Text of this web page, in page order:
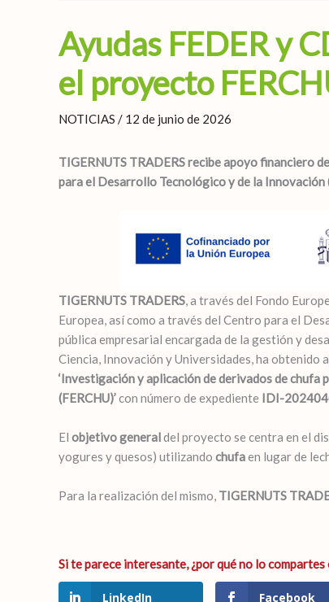
Ayudas FEDER y
el proyecto
NOTICIAS / 12 de junio de 2026
TIGERNUTS TRADERS recibe apoyo financiero
para el Desarrollo Tecnológico y de la
TIGERNUTS TRADERS, a través del Fondo
Europea, así como a través del Centro para el
pública empresarial encargada de la gestión y
Ciencia, Innovación y Universidades, ha
‘Investigación y aplicación de derivados de
(FERCHU)’con número de expediente IDI-
El objetivo generaldel proyecto se centra en el
yogures y quesos) utilizando chufaen lugar de
Para la realización del mismo, TIGERNUTS
LinkedIn Facebook